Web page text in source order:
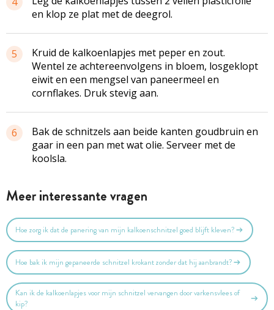
en klop ze plat met de deegrol.
5
Kruid de kalkoenlapjes met peper en zout.
Wentel ze achtereenvolgens in bloem, losgeklopt
eiwit en een mengsel van paneermeel en
cornflakes. Druk stevig aan.
6
Bak de schnitzels aan beide kanten goudbruin en
gaar in een pan met wat olie. Serveer met de
koolsla.
Meer interessante vragen
Hoe zorg ik dat de panering van mijn kalkoenschnitzel goed blijft kleven?
Hoe bak ik mijn gepaneerde schnitzel krokant zonder dat hij aanbrandt?
Kan ik de kalkoenlapjes voor mijn schnitzel vervangen door varkensvlees of
kip?